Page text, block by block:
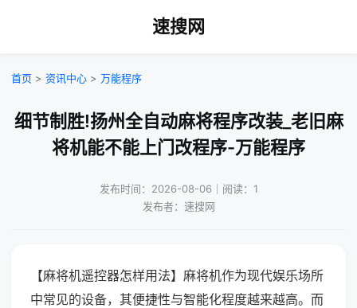
速搜网
首页 > 资讯中心 > 万能程序
细节制胜!扬州全自动麻将程序改装_老旧麻
将机能不能上门改程序-万能程序
发布时间：2026-08-06｜阅读：1
发布者：速搜网
【麻将机遥控器怎样用法】麻将机作为现代娱乐场所
中常见的设备，其便捷性与智能化程度越来越高。而